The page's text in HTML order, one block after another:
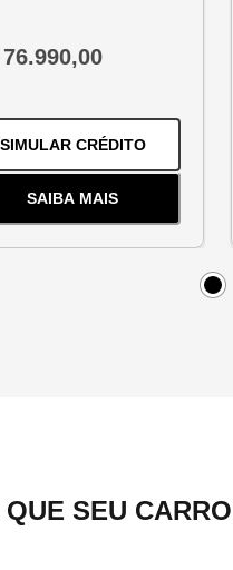
1.2 TURBO FLEX PREMIER
FLEX PREMIER
SIMULAR CRÉDITOPARA O
SAIBA MAIS
SOBRE HB20 1.0
SEU